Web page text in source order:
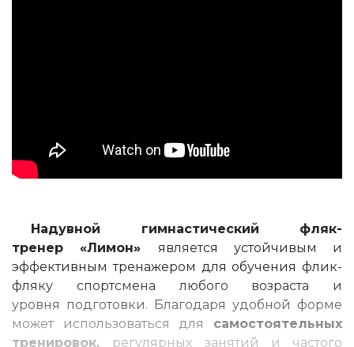
Надувной гимнастический фляк-
тренер «Лимон» является устойчивым и
эффективным тренажером для обучения флик-
фляку спортсмена любого возраста и
уровня подготовки. Благодаря удобной форме
может использоваться для самостоятельных
тренировок, регулярных занятий и частого